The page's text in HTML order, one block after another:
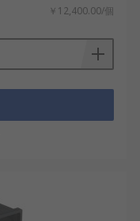
￥12,400.00/個